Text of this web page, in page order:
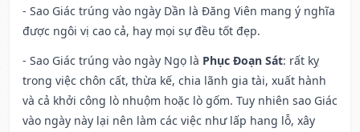
- Sao Giác trúng vào ngày Dần là Đăng Viên mang ý nghĩa
được ngôi vị cao cả, hay mọi sự đều tốt đẹp.
- Sao Giác trúng vào ngày Ngọ là Phục Đoạn Sát: rất kỵ
trong việc chôn cất, thừa kế, chia lãnh gia tài, xuất hành
và cả khởi công lò nhuộm hoặc lò gốm. Tuy nhiên sao Giác
vào ngày này lại nên làm các việc như lấp hang lỗ, xây